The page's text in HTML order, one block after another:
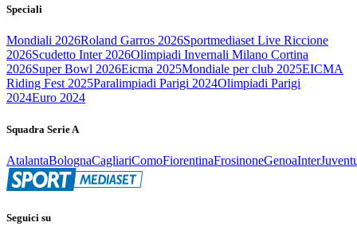
Speciali
Mondiali 2026Roland Garros 2026Sportmediaset Live Riccione
2026Scudetto Inter 2026Olimpiadi Invernali Milano Cortina
2026Super Bowl 2026Eicma 2025Mondiale per club 2025EICMA
Riding Fest 2025Paralimpiadi Parigi 2024Olimpiadi Parigi
2024Euro 2024
Squadra Serie A
AtalantaBolognaCagliariComoFiorentinaFrosinoneGenoaInter
Seguici su